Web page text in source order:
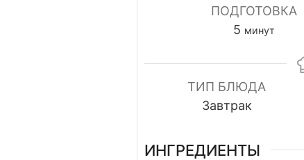
ПОДГОТОВКА
5 минуты
минут
ТИП БЛЮДА
Завтрак
ИНГРЕДИЕНТЫ